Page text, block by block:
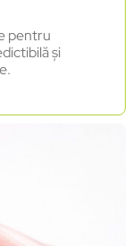
pentru
și